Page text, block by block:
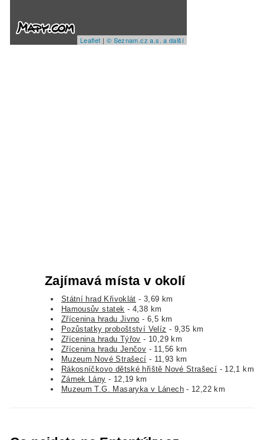
Leaflet | © Seznam.cz a.s. a další
Zajímavá místa v okolí
Státní hrad Křivoklát - 3,69 km
Hamousův statek - 4,38 km
Zřícenina hradu Jivno - 6,5 km
Pozůstatky proboštství Velíz - 9,35 km
Zřícenina hradu Týřov - 10,29 km
Zřícenina hradu Jenčov - 11,56 km
Muzeum Nové Strašecí - 11,93 km
Rákosníčkovo dětské hřiště Nové Strašecí - 12,1 km
Zámek Lány - 12,19 km
Muzeum T.G. Masaryka v Lánech- 12,22 km